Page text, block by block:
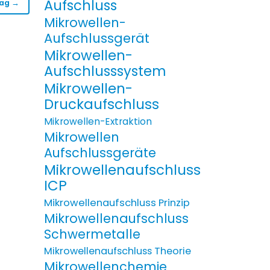
Aufschluss
Mikrowellen-
Aufschlussgerät
Mikrowellen-
Aufschlusssystem
Mikrowellen-
Druckaufschluss
Mikrowellen-Extraktion
Mikrowellen
Aufschlussgeräte
Mikrowellenaufschluss
ICP
Mikrowellenaufschluss Prinzip
Mikrowellenaufschluss
Schwermetalle
Mikrowellenaufschluss Theorie
→